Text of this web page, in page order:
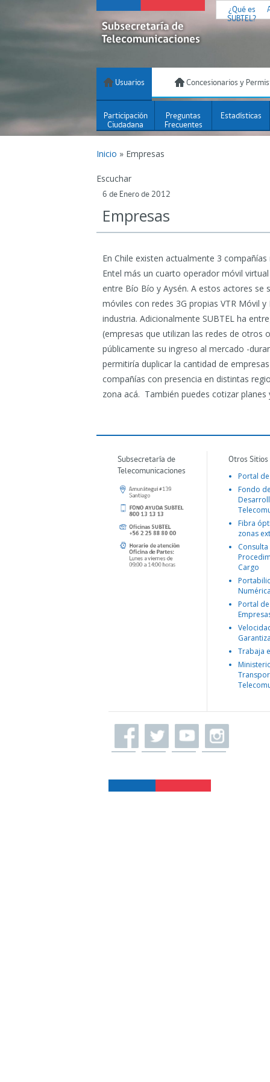
¿Qué es
SUBTEL?
Usuarios Concesionarios y
Participación
Ciudadana
Preguntas
Frecuentes
Estadísticas
Inicio » Empresas
Escuchar
6 de Enero de 2012
Empresas
En Chile existen actualmente 3
Entel más un cuarto operador móvil
entre Bío Bío y Aysén. A estos actores se
móviles con redes 3G propias VTR Móvil
industria. Adicionalmente SUBTEL ha
(empresas que utilizan las redes de otros
públicamente su ingreso al mercado -
permitiría duplicar la cantidad de
compañías con presencia en distintas
zona acá. También puedes cotizar
Subsecretaría de
Telecomunicaciones
Otros
Portal
Fondo
Fibra
zonas
Consulta
Cargo
Portal
Trabaja